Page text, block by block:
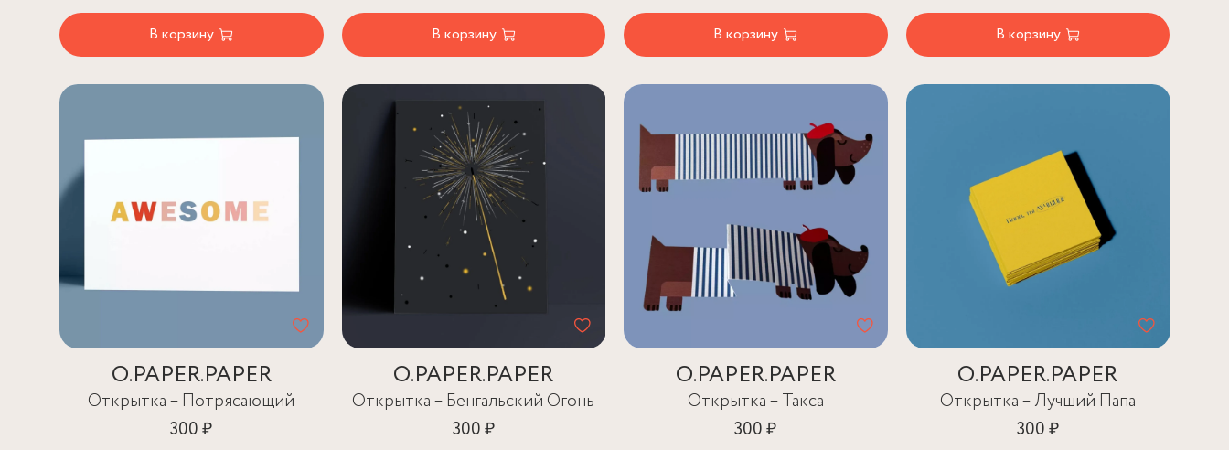
В корзину В корзину В корзину В корзину
O.PAPER.PAPER
Открытка – Потрясающий
300 ₽
O.PAPER.PAPER
Открытка – Бенгальский Огонь
300 ₽
O.PAPER.PAPER
Открытка – Такса
300 ₽
O.PAPER.PAPER
Открытка – Лучший Папа
300 ₽